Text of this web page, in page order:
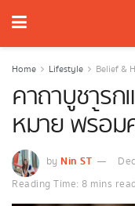
Home Lifestyle Belief &
คาถาบูชารก
หมาย พร้อม
by Nin ST
Reading Time: 8 mins